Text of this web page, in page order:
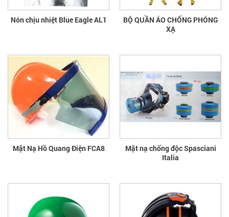
Nón chịu nhiệt Blue Eagle AL1
BỘ QUẦN ÁO CHỐNG PHÓNG
XẠ
Mặt Nạ Hồ Quang Điện FCA8
Mặt nạ chống độc Spasciani
Italia